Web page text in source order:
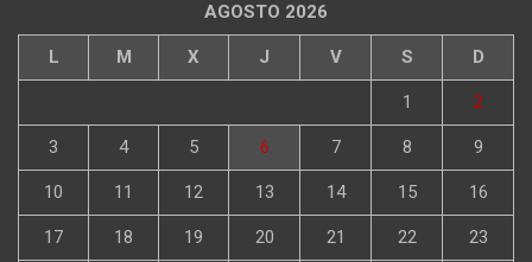
AGOSTO 2026
L M X J V S D
1 2
3 4 5 6 7 8 9
10 11 12 13 14 15 16
17 18 19 20 21 22 23